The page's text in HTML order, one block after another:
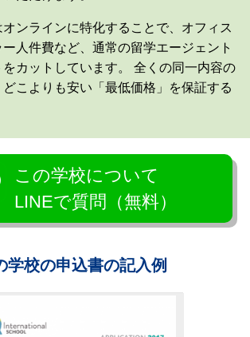
ンラインに特化することで、オフィス
人件費など、通常の留学エージェント
カットしています。 全くの同一内容の
こよりも安い「最低価格」を保証する
この学校について
LINEで質問（無料）
学校の申込書の記入例